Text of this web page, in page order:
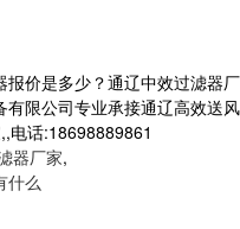
价是多少？通辽中效过滤器厂
限公司专业承接通辽高效送风
电话:18698889861
器厂家,
什么